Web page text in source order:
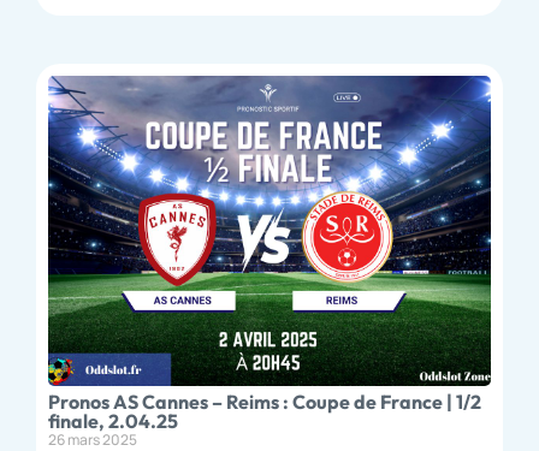
Pronos AS Cannes – Reims : Coupe de France | 1/2
finale, 2.04.25
26 mars 2025